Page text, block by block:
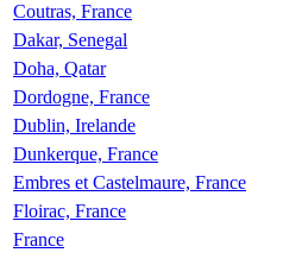
Coutras, France
Dakar, Senegal
Doha, Qatar
Dordogne, France
Dublin, Irelande
Dunkerque, France
Embres et Castelmaure, France
Floirac, France
France